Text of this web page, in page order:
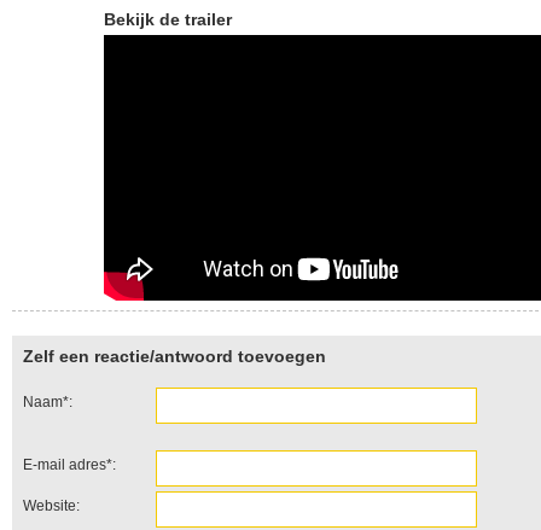
Bekijk de trailer
Zelf een reactie/antwoord toevoegen
Naam*:
E-mail adres*:
Website: